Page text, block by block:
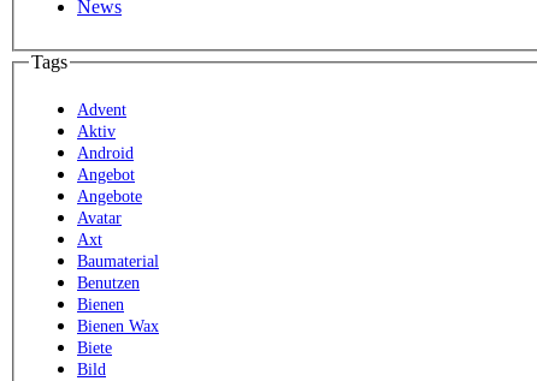
News
Tags
Advent
Aktiv
Android
Angebot
Angebote
Avatar
Axt
Baumaterial
Benutzen
Bienen
Bienen Wax
Biete
Bild